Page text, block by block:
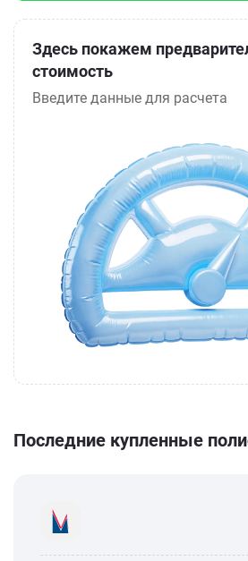
Здесь покажем
стоимость
Введите данные для расчета
Последние купленные